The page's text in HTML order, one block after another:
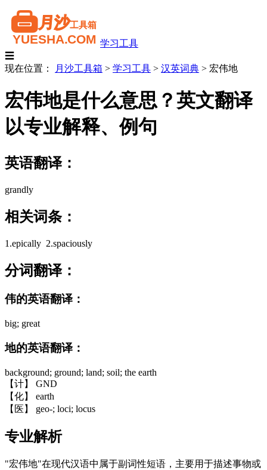
学习工具
☰
现在位置：
月沙工具箱 > 学习工具 > 汉英词典 > 宏伟地
宏伟地是什么意思？英文翻译
以专业解释、例句
英语翻译：
grandly
相关词条：
1.epically 2.spaciously
分词翻译：
伟的英语翻译：
big; great
地的英语翻译：
background; ground; land; soil; the earth
【计】 GND
【化】 earth
【医】 geo-; loci; locus
专业解析
"宏伟地"在现代汉语中属于副词性短语，主要用于描述事物或